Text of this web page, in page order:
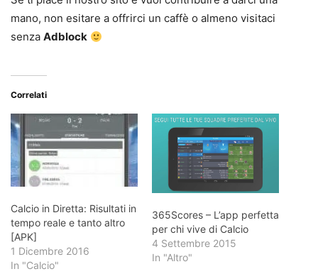
mano, non esitare a offrirci un caffè o almeno visitaci
senza Adblock
Correlati
Calcio in Diretta: Risultati in
tempo reale e tanto altro
[APK]
1 Dicembre 2016
In "Calcio"
365Scores – L’app perfetta
per chi vive di Calcio
4 Settembre 2015
In "Altro"